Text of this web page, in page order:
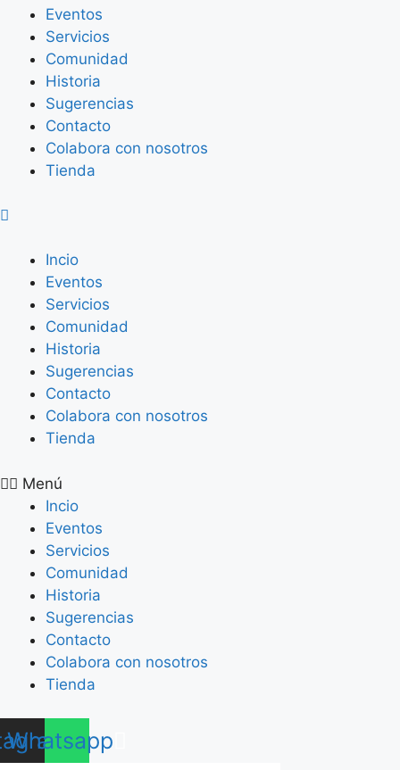
Eventos
Servicios
Comunidad
Historia
Sugerencias
Contacto
Colabora con nosotros
Tienda
Incio
Eventos
Servicios
Comunidad
Historia
Sugerencias
Contacto
Colabora con nosotros
Tienda
Menú
Incio
Eventos
Servicios
Comunidad
Historia
Sugerencias
Contacto
Colabora con nosotros
Tienda
Whatsapp